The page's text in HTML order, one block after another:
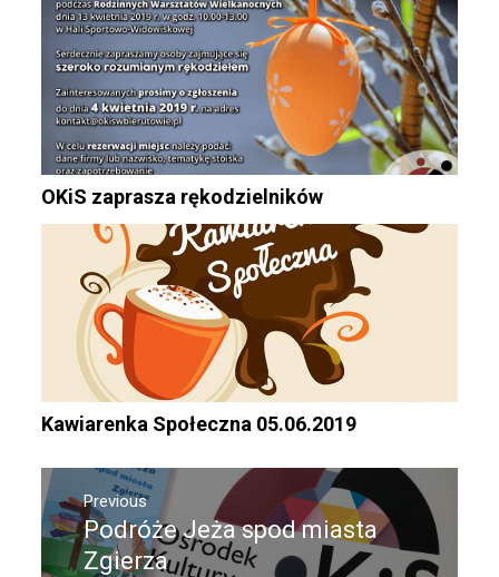
OKiS zaprasza rękodzielników
Kawiarenka Społeczna 05.06.2019
Nawigacja
wpisuPrevious
Previous
post:
Podróże Jeża spod miasta
Zgierza